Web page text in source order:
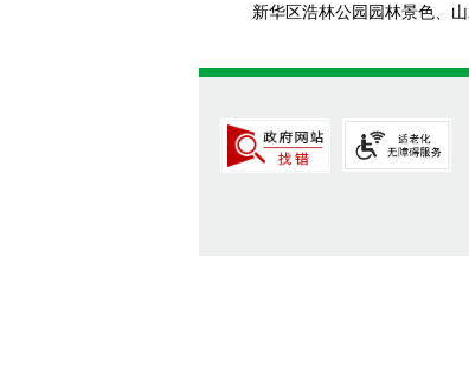
新华区浩林公园园林景色、